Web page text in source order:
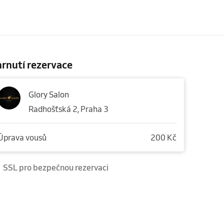
rezervace
Glory Salon
Radhošťská 2, Praha 3
vousů 200 Kč
SSL pro bezpečnou rezervaci